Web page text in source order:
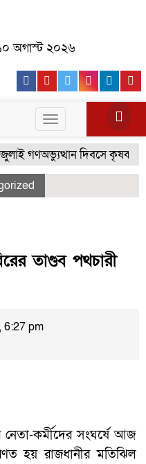
অগাস্ট ২০২৬
Facebook
YoutubeTwitter
Toggle
navigation
গণঅভ্যুত্থান দিবসে কৃষক
তাণ্ডব পথচারী
6:27 pm
নেতা-কর্মীদের সংঘর্ষে আজ
হয় রাজধানীর মতিঝিল